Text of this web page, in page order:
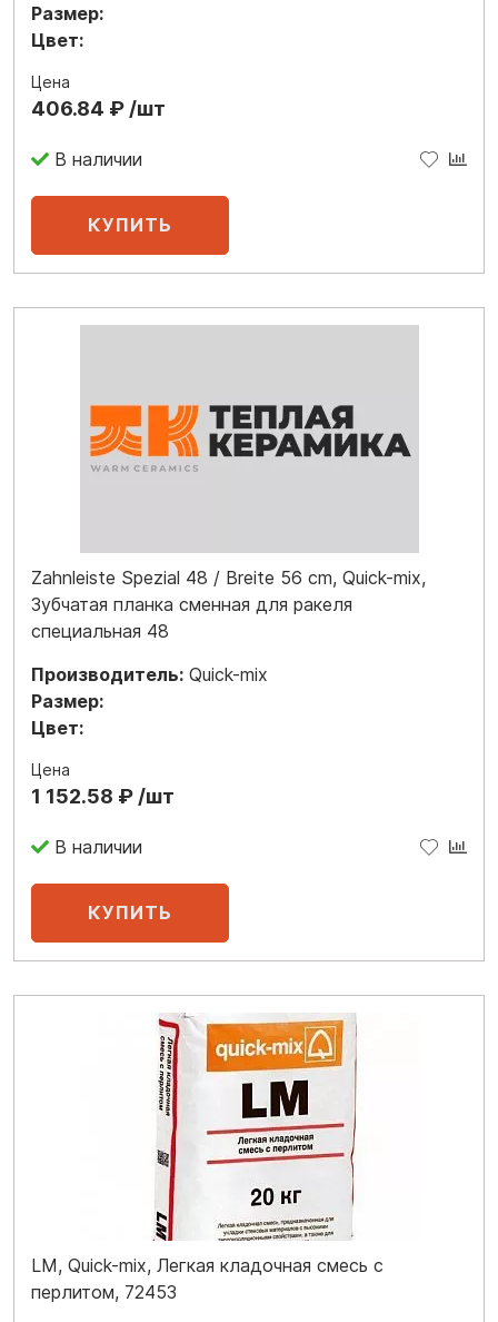
Размер:
Цвет:
Цена
406.84 ₽ /шт
В наличии
Zahnleiste Spezial 48 / Breite 56 cm, Quick-mix,
Зубчатая планка сменная для ракеля
специальная 48
Производитель: Quick-mix
Размер:
Цвет:
Цена
1 152.58 ₽ /шт
В наличии
LM, Quick-mix, Легкая кладочная смесь с
перлитом, 72453